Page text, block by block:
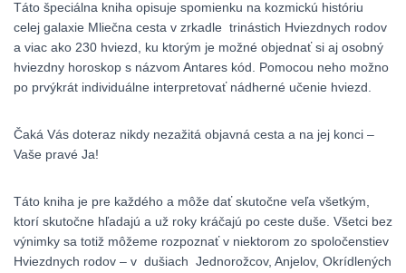
Táto špeciálna kniha opisuje spomienku na kozmickú históriu
celej galaxie Mliečna cesta v zrkadle trinástich Hviezdnych rodov
a viac ako 230 hviezd, ku ktorým je možné objednať si aj osobný
hviezdny horoskop s názvom Antares kód. Pomocou neho možno
po prvýkrát individuálne interpretovať nádherné učenie hviezd.
Čaká Vás doteraz nikdy nezažitá objavná cesta a na jej konci –
Vaše pravé Ja!
Táto kniha je pre každého a môže dať skutočne veľa všetkým,
ktorí skutočne hľadajú a už roky kráčajú po ceste duše. Všetci bez
výnimky sa totiž môžeme rozpoznať v niektorom zo spoločenstiev
Hviezdnych rodov – v dušiach Jednorožcov, Anjelov, Okrídlených